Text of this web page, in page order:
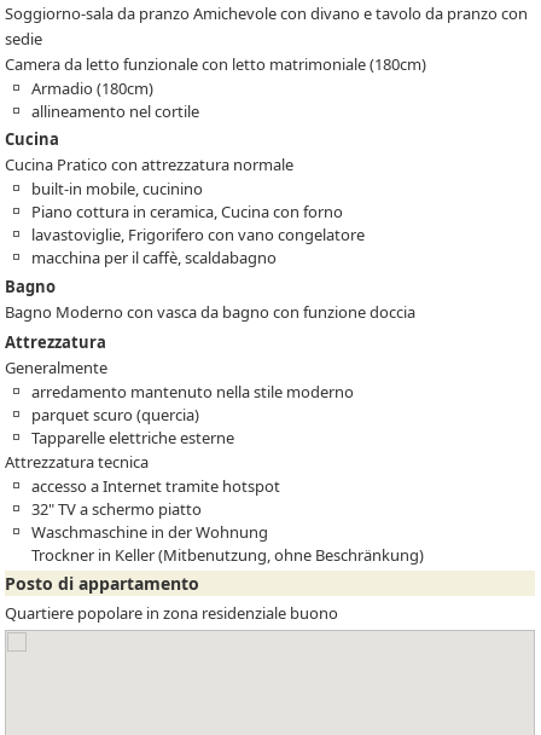
Soggiorno-sala da pranzo Amichevole con divano e tavolo da pranzo con
sedie
Camera da letto funzionale con letto matrimoniale (180cm)
Armadio (180cm)
allineamento nel cortile
Cucina
Cucina Pratico con attrezzatura normale
built-in mobile, cucinino
Piano cottura in ceramica, Cucina con forno
lavastoviglie, Frigorifero con vano congelatore
macchina per il caffè, scaldabagno
Bagno
Bagno Moderno con vasca da bagno con funzione doccia
Attrezzatura
Generalmente
arredamento mantenuto nella stile moderno
parquet scuro (quercia)
Tapparelle elettriche esterne
Attrezzatura tecnica
accesso a Internet tramite hotspot
32" TV a schermo piatto
Waschmaschine in der Wohnung
Trockner in Keller (Mitbenutzung, ohne Beschränkung)
Posto di appartamento
Quartiere popolare in zona residenziale buono